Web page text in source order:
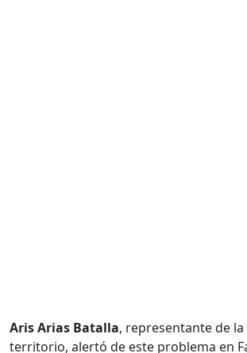
Aris Arias Batalla, representante de la
territorio, alertó de este problema en